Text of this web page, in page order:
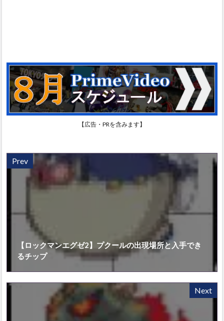
【広告・PRを含みます】
Prev
【ロックマンエグゼ2】プクールの出現場所と入手でき
るチップ
Next